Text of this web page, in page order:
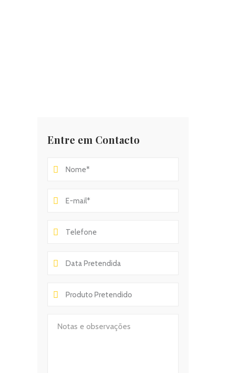
Entre em Contacto